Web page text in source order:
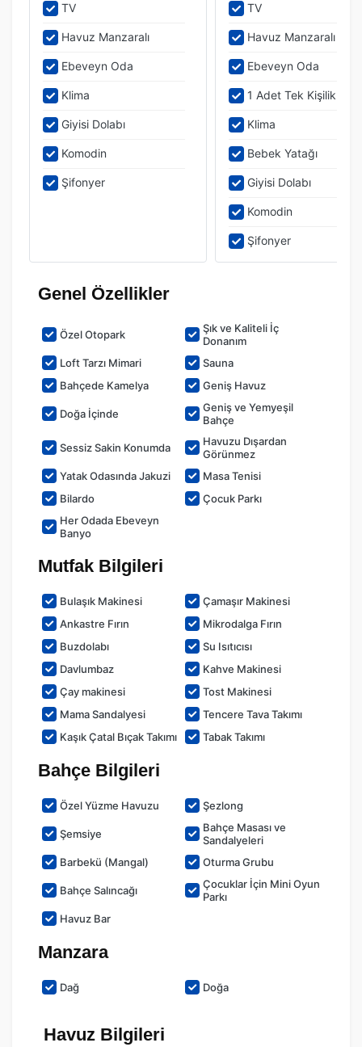
TV
Havuz Manzaralı
Ebeveyn Oda
Klima
Giyisi Dolabı
Komodin
Şifonyer
TV
Havuz Manzaralı
Ebeveyn Oda
1 Adet Tek Kişilik
Klima
Bebek Yatağı
Giyisi Dolabı
Komodin
Şifonyer
Genel Özellikler
Özel Otopark
Şık ve Kaliteli İç
Donanım
Loft Tarzı Mimari
Sauna
Bahçede Kamelya
Geniş Havuz
Doğa İçinde
Geniş ve Yemyeşil
Bahçe
Sessiz Sakin Konumda
Havuzu Dışardan
Görünmez
Yatak Odasında Jakuzi
Masa Tenisi
Bilardo
Çocuk Parkı
Her Odada Ebeveyn
Banyo
Mutfak Bilgileri
Bulaşık Makinesi
Çamaşır Makinesi
Ankastre Fırın
Mikrodalga Fırın
Buzdolabı
Su Isıtıcısı
Davlumbaz
Kahve Makinesi
Çay makinesi
Tost Makinesi
Mama Sandalyesi
Tencere Tava Takımı
Kaşık Çatal Bıçak Takımı
Tabak Takımı
Bahçe Bilgileri
Özel Yüzme Havuzu Şezlong
Şemsiye
Bahçe Masası ve
Sandalyeleri
Barbekü (Mangal)
Oturma Grubu
Bahçe Salıncağı
Çocuklar İçin Mini Oyun
Parkı
Havuz Bar
Manzara
Dağ Doğa
Havuz Bilgileri